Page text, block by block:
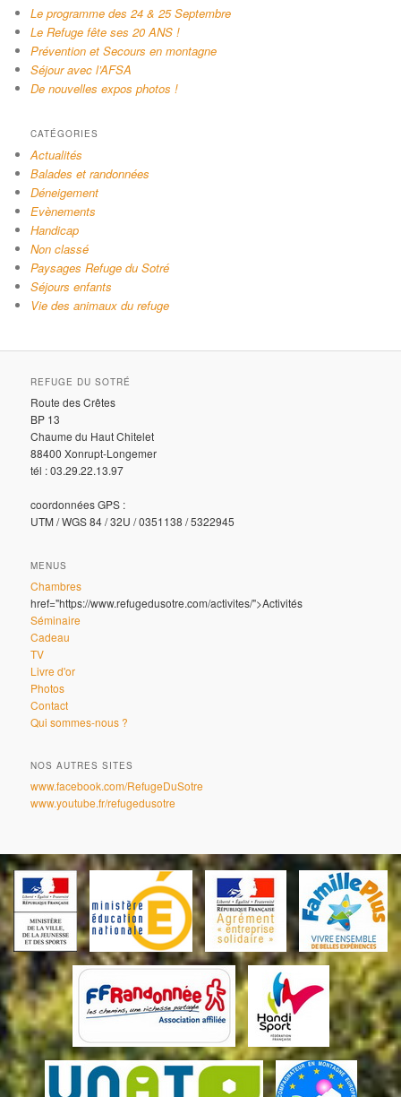
Le programme des 24 & 25 Septembre
Le Refuge fête ses 20 ANS !
Prévention et Secours en montagne
Séjour avec l’AFSA
De nouvelles expos photos !
CATÉGORIES
Actualités
Balades et randonnées
Déneigement
Evènements
Handicap
Non classé
Paysages Refuge du Sotré
Séjours enfants
Vie des animaux du refuge
REFUGE DU SOTRÉ
Route des Crêtes
BP 13
Chaume du Haut Chitelet
88400 Xonrupt-Longemer
tél : 03.29.22.13.97
coordonnées GPS :
UTM / WGS 84 / 32U / 0351138 / 5322945
MENUS
Chambres
href="https://www.refugedusotre.com/activites/">Activités
Séminaire
Cadeau
TV
Livre d'or
Photos
Contact
Qui sommes-nous ?
NOS AUTRES SITES
www.facebook.com/RefugeDuSotre
www.youtube.fr/refugedusotre